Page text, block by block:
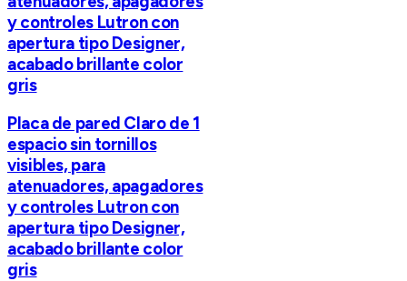
y controles Lutron con
apertura tipo Designer,
acabado brillante color
gris
Placa de pared Claro de 1
espacio sin tornillos
visibles, para
atenuadores, apagadores
y controles Lutron con
apertura tipo Designer,
acabado brillante color
gris